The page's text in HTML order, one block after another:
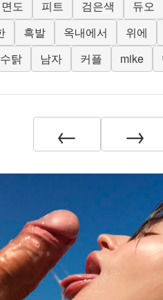
면도 피트 검은색 듀오
흑발 옥내에서 위에
수탉
남자 커플 mike
← →